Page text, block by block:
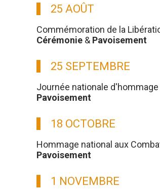
25 AOÛT
Commémoration de la
Cérémonie & Pavoisement
25 SEPTEMBRE
Journée nationale
Pavoisement
18 OCTOBRE
Hommage national aux
Pavoisement
1 NOVEMBRE